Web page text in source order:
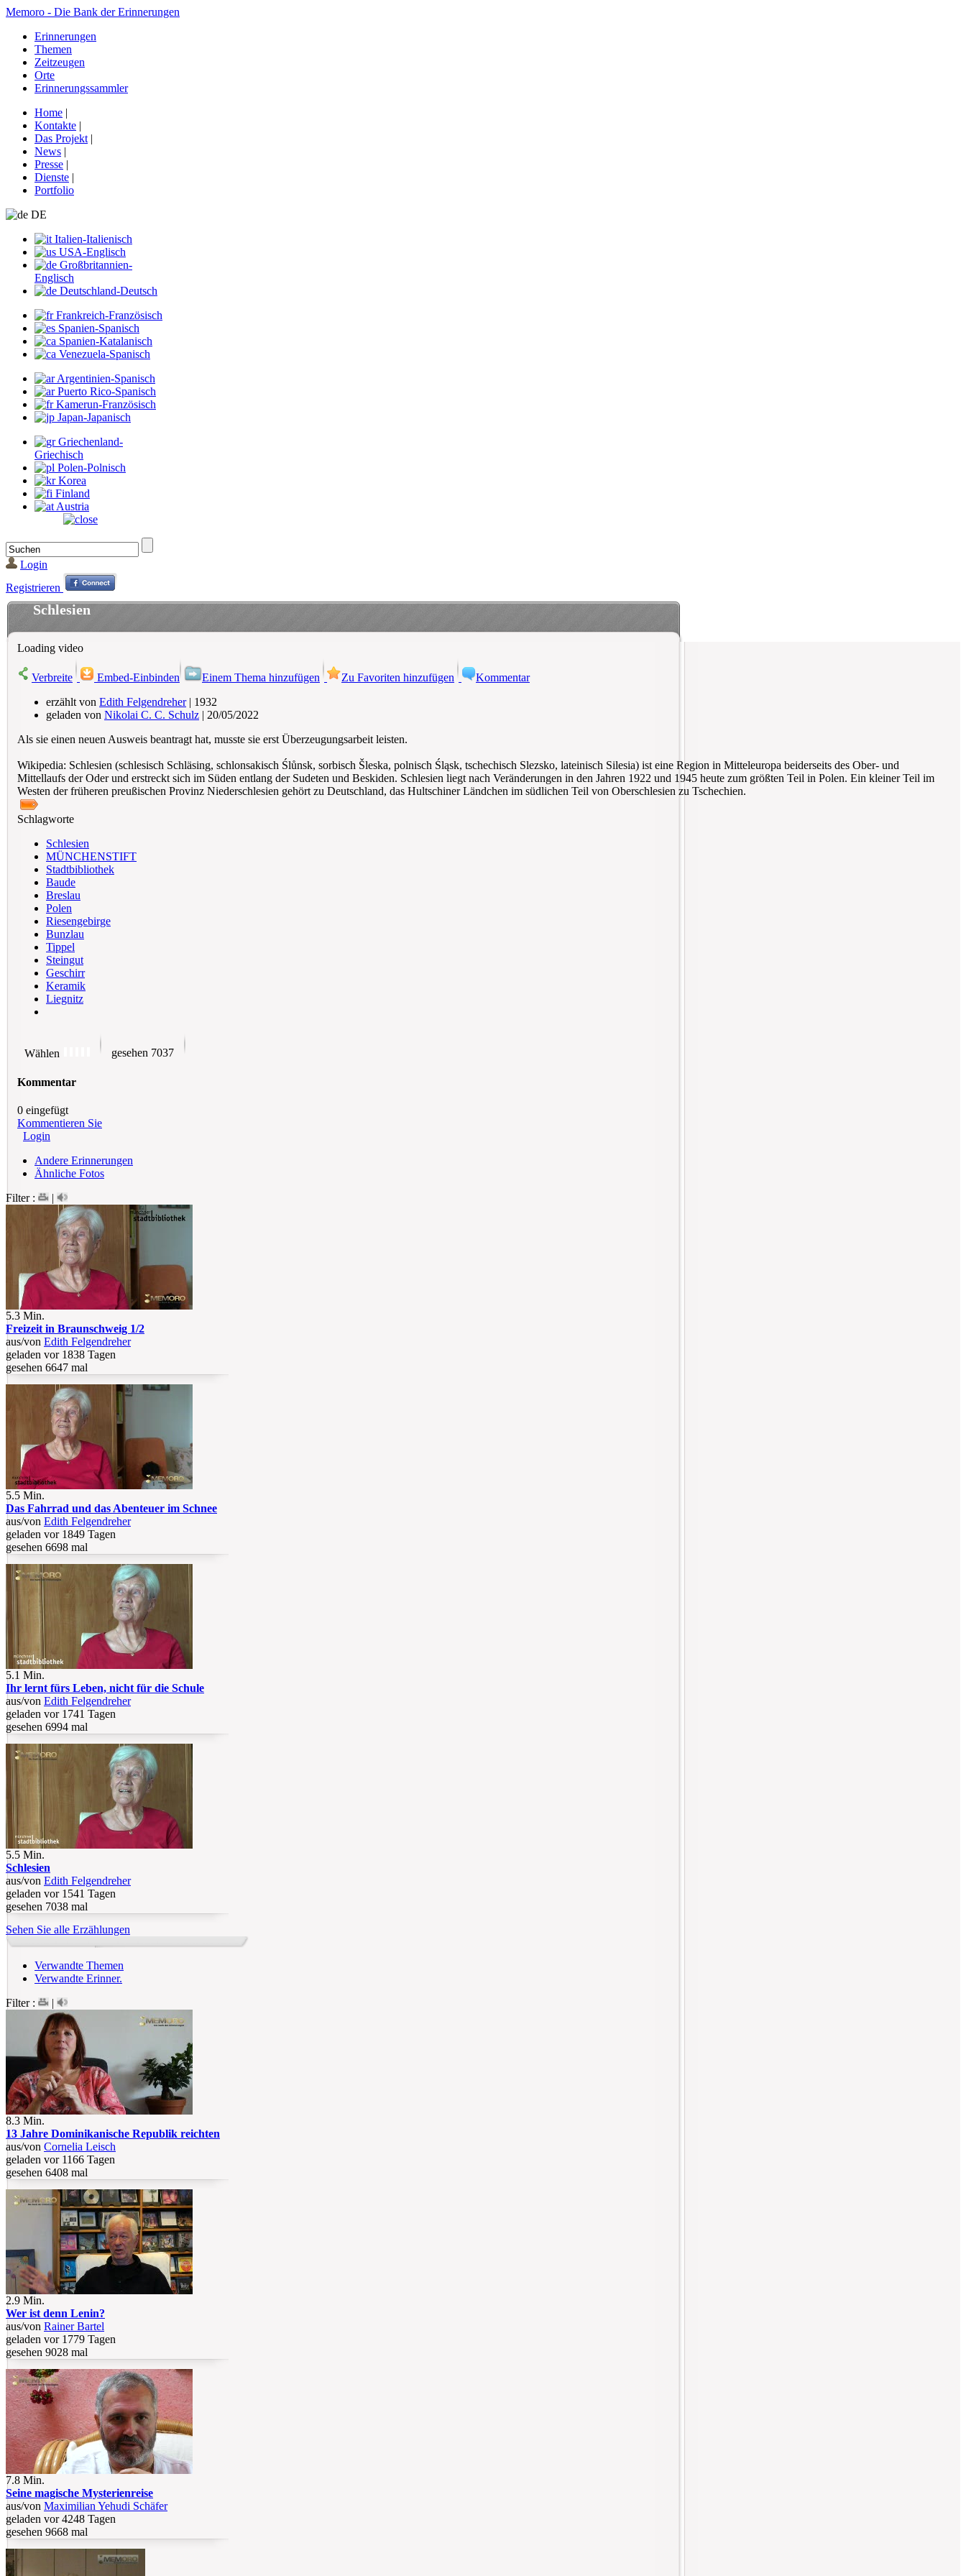
Memoro - Die Bank der Erinnerungen
Erinnerungen
Themen
Zeitzeugen
Orte
Erinnerungssammler
Home |
Kontakte |
Das Projekt |
News |
Presse |
Dienste |
Portfolio
DE
Italien-Italienisch
USA-Englisch
Großbritannien-
Englisch
Deutschland-Deutsch
Frankreich-Französisch
Spanien-Spanisch
Spanien-Katalanisch
Venezuela-Spanisch
Argentinien-Spanisch
Puerto Rico-Spanisch
Kamerun-Französisch
Japan-Japanisch
Griechenland-
Griechisch
Polen-Polnisch
Korea
Finland
Austria
Login
Registrieren
Schlesien
Loading video
Verbreite Embed-Einbinden Einem Thema hinzufügen Zu Favoriten hinzufügen
Kommentar
erzählt von Edith Felgendreher| 1932
geladen von Nikolai C. C. Schulz | 20/05/2022
Als sie einen neuen Ausweis beantragt hat, musste sie erst Überzeugungsarbeit leisten.
Wikipedia: Schlesien (schlesisch Schläsing, schlonsakisch Ślůnsk, sorbisch Šleska, polnisch Śląsk, tschechisch Slezsko, lateinisch Silesia) ist eine Region in Mitteleuropa beiderseits des Ober- und
Mittellaufs der Oder und erstreckt sich im Süden entlang der Sudeten und Beskiden. Schlesien liegt nach Veränderungen in den Jahren 1922 und 1945 heute zum größten Teil in Polen. Ein kleiner Teil im
Westen der früheren preußischen Provinz Niederschlesien gehört zu Deutschland, das Hultschiner Ländchen im südlichen Teil von Oberschlesien zu Tschechien.
Schlagworte
Schlesien
MÜNCHENSTIFT
Stadtbibliothek
Baude
Breslau
Polen
Riesengebirge
Bunzlau
Tippel
Steingut
Geschirr
Keramik
Liegnitz
Wählen gesehen 7037
Kommentar
0 eingefügt
Kommentieren Sie
Login
Andere Erinnerungen
Ähnliche Fotos
Filter :
|
5.3 Min.
Freizeit in Braunschweig 1/2
aus/von Edith Felgendreher
geladen vor 1838 Tagen
gesehen 6647 mal
5.5 Min.
Das Fahrrad und das Abenteuer im Schnee
aus/von Edith Felgendreher
geladen vor 1849 Tagen
gesehen 6698 mal
5.1 Min.
Ihr lernt fürs Leben, nicht für die Schule
aus/von Edith Felgendreher
geladen vor 1741 Tagen
gesehen 6994 mal
5.5 Min.
Schlesien
aus/von Edith Felgendreher
geladen vor 1541 Tagen
gesehen 7038 mal
Sehen Sie alle Erzählungen
Verwandte Themen
Verwandte Erinner.
Filter :
|
8.3 Min.
13 Jahre Dominikanische Republik reichten
aus/von Cornelia Leisch
geladen vor 1166 Tagen
gesehen 6408 mal
2.9 Min.
Wer ist denn Lenin?
aus/von Rainer Bartel
geladen vor 1779 Tagen
gesehen 9028 mal
7.8 Min.
Seine magische Mysterienreise
aus/von Maximilian Yehudi Schäfer
geladen vor 4248 Tagen
gesehen 9668 mal